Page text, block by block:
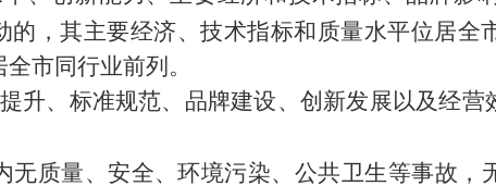
的， 其主要经济、技术指标和质量水平位居全
全市同行业前列 。
提升、标准规范、品牌建设、创新发展以及经
无质量、安全、环境污染、公共卫生等事故，